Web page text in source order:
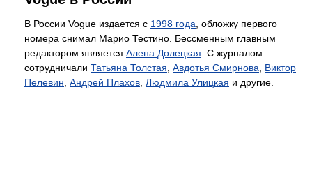
В России Vogue издается с 1998 года, обложку первого
номера снимал Марио Тестино. Бессменным главным
редактором является Алена Долецкая. С журналом
сотрудничали Татьяна Толстая, Авдотья Смирнова, Виктор
Пелевин, Андрей Плахов, Людмила Улицкая и другие.